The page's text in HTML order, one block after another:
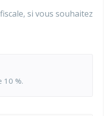
si vous souhaitez
10 %.